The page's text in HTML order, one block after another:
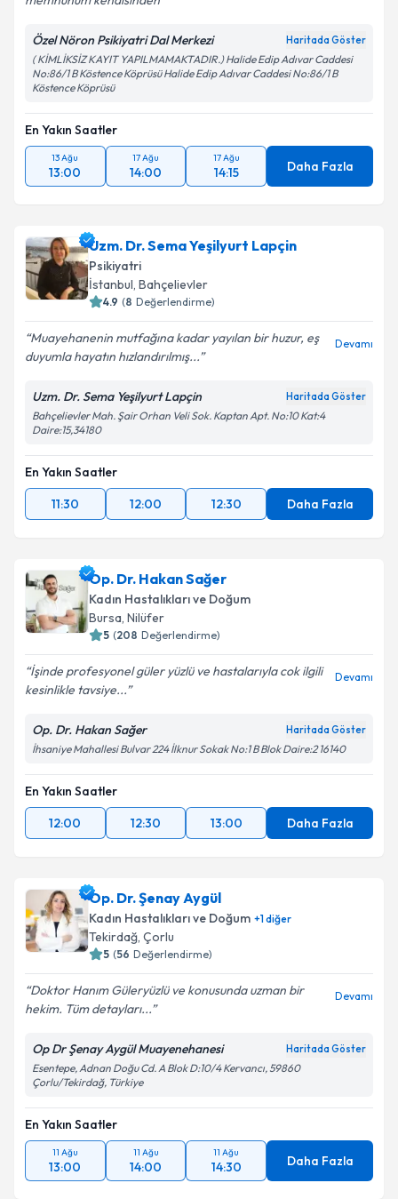
memnunum kendisinden
Özel Nöron Psikiyatri Dal Merkezi
( KİMLİKSİZ KAYIT YAPILMAMAKTADIR.) Halide Edip Adıvar Caddesi
No:86/1 B Köstence Köprüsü Halide Edip Adıvar Caddesi No:86/1 B
Köstence Köprüsü
En Yakın Saatler
13 Ağu
13:00
17 Ağu
14:00
17 Ağu
14:15 Daha Fazla
Uzm. Dr. Sema Yeşilyurt Lapçin
Psikiyatri
İstanbul,Bahçelievler
( Değerlendirme)
Muayehanenin mutfağına kadar yayılan bir huzur, eş
duyumla hayatın hızlandırılmış...
Uzm. Dr. Sema Yeşilyurt Lapçin
Bahçelievler Mah. Şair Orhan Veli Sok. Kaptan Apt. No:10 Kat:4
Daire:15,34180
En Yakın Saatler
11:30
12:00 12:30 Daha Fazla
Op. Dr. Hakan Sağer
Kadın Hastalıkları ve Doğum
Bursa,Nilüfer
( Değerlendirme)
İşinde profesyonel güler yüzlü ve hastalarıyla cok ilgili
kesinlikle tavsiye...
Op. Dr. Hakan Sağer
İhsaniye Mahallesi Bulvar 224 İlknur Sokak No:1 B Blok Daire:2 16140
En Yakın Saatler
12:00
12:30 13:00 Daha Fazla
Op. Dr. Şenay Aygül
Kadın Hastalıkları ve Doğum diğer
Tekirdağ, Çorlu
( Değerlendirme)
Doktor Hanım Güleryüzlü ve konusunda uzman bir
hekim. Tüm detayları...
Op Dr Şenay Aygül Muayenehanesi
Esentepe, Adnan Doğu Cd. A Blok D:10/4 Kervancı, 59860
Çorlu/Tekirdağ, Türkiye
En Yakın Saatler
11 Ağu
13:00
11 Ağu
14:00
11 Ağu
14:30 Daha Fazla